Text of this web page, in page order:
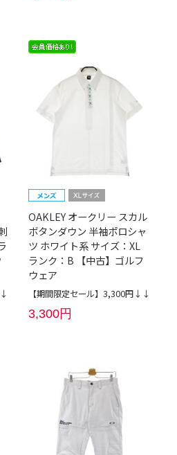
OAKLEY オークリー スカル
ボタンダウン 半袖ポロシャ
ツ ホワイト系 サイズ：XL
ランク：B 【中古】ゴルフ
ウェア
【期間限定セール】3,300円↓↓
3,300円